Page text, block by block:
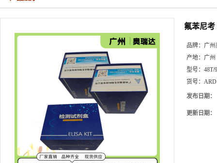
氟苯尼
品牌： 广州
产地： 广州
型号： 48T/
货号：
发布日期：
更新日期：